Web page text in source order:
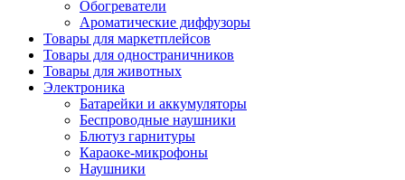
Обогреватели
Ароматические диффузоры
Товары для маркетплейсов
Товары для одностраничников
Товары для животных
Электроника
Батарейки и аккумуляторы
Беспроводные наушники
Блютуз гарнитуры
Караоке-микрофоны
Наушники